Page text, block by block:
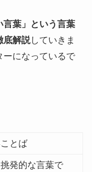
言葉」という言葉
底解説していきま
ーになっているで
とば
発的な言葉で